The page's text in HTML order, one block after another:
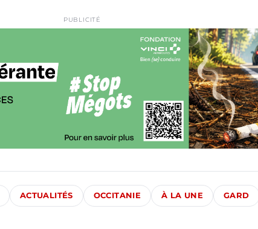
PUBLICITÉ
ACTUALITÉS OCCITANIE À LA UNE GARD